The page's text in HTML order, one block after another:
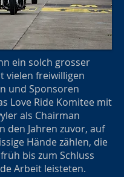
ein solch grosser
vielen freiwilligen
und Sponsoren
Love Ride Komitee mit
als Chairman
den Jahren zuvor, auf
Hände zählen, die
bis zum Schluss
Arbeit leisteten.